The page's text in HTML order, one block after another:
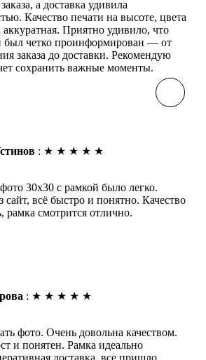
а доставка удивила
Качество печати на высоте, цвета
аккуратная. Приятно удивило, что
был четко проинформирован — от
заказа до доставки. Рекомендую
сохранить важные моменты.
: ★ ★ ★ ★ ★
30х30 с рамкой было легко.
сайт, всё быстро и понятно. Качество
рамка смотрится отлично.
: ★ ★ ★ ★ ★
фото. Очень довольна качеством.
и понятен. Рамка идеально
доставка, все пришло